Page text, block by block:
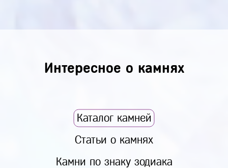
Интересное о камнях
Каталог камней
Статьи о камнях
Камни по знаку зодиака